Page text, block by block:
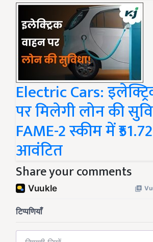
Electric Cars:
पर मिलेगी लोन की
FAME-2 स्कीम में
आवंटित
Share your comments